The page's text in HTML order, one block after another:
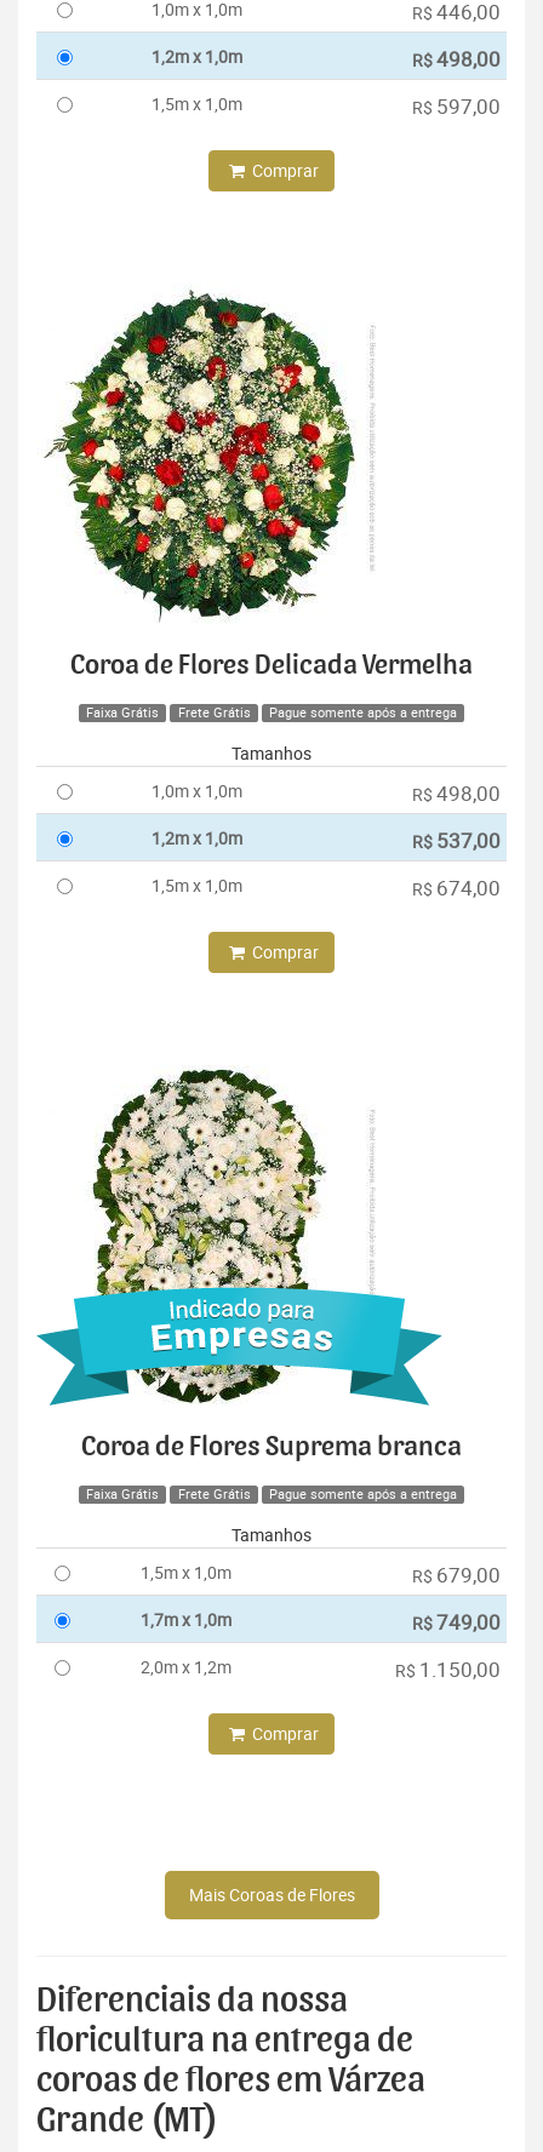
1,0m x 1,0m R$ 446,00
1,2m x 1,0m R$498,00
1,5m x 1,0m R$ 597,00
Comprar
Coroa de Flores Delicada Vermelha
Faixa Grátis Frete Grátis Pague somente após a entrega
Tamanhos
1,0m x 1,0m
R$ 498,00
1,2m x 1,0m R$ 537,00
1,5m x 1,0m R$ 674,00
Comprar
Coroa de Flores Suprema branca
Faixa Grátis Frete Grátis Pague somente após a entrega
Tamanhos
1,5m x 1,0m
R$ 679,00
1,7m x 1,0m R$749,00
2,0m x 1,2m R$ 1.150,00
Comprar
Mais Coroas de Flores
Diferenciais da nossa
floricultura na entrega de
coroas de flores em Várzea
Grande (MT)